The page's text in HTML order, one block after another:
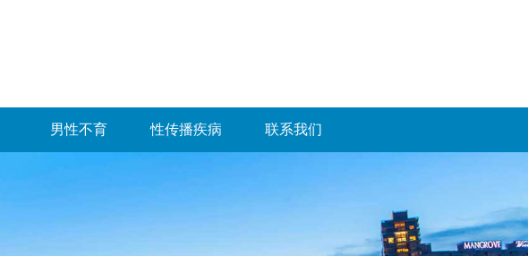
男性不育 性传播疾病 联系我们